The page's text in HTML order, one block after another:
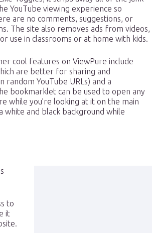
YouTube viewing experience so
are no comments, suggestions, or
The site also removes ads from videos,
use in classrooms or at home with kids.
cool features on ViewPure include
are better for sharing and
random YouTube URLs) and a
bookmarklet can be used to open any
while you’re looking at it on the main
white and black background while
to
it